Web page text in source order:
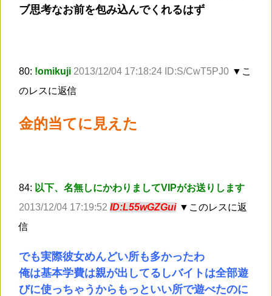
ブ思考なお前を包み込んでくれるはず
80: !omikuji 2013/12/04 17:18:24 ID:S/CwT5PJ0 ▼こ
のレスに返信
金的当てに見えた
84: 以下、名無しにかわりましてVIPがお送りします
2013/12/04 17:19:52 ID:L55wGZGui ▼このレスに返
信
でも実際彼女めんどい所も多かったわ
俺は基本学費は親が出してるしバイトは全部遊
びに使っちゃうからもっといい所で遊べたのに